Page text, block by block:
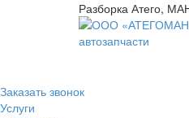
Разборка Атего,
Заказать звонок
Услуги